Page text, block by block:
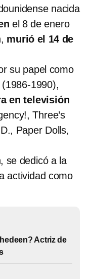
nacida
el 8 de enero
murió el 14 de
su papel como
1990),
en televisión
Three’s
Paper Dolls,
se dedicó a la
actividad como
Actriz de